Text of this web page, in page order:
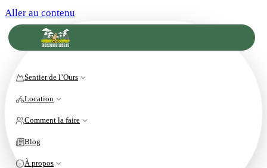
Aller au contenu
Sentier de l’Ours
Location
Comment la faire
Blog
À propos